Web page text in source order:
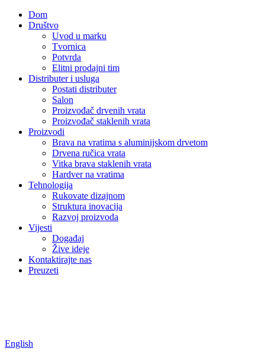
Dom
Društvo
Uvod u marku
Tvornica
Potvrda
Elitni prodajni tim
Distributer i usluga
Postati distributer
Salon
Proizvođač drvenih vrata
Proizvođač staklenih vrata
Proizvodi
Brava na vratima s aluminijskom drvetom
Drvena ručica vrata
Vitka brava staklenih vrata
Hardver na vratima
Tehnologija
Rukovate dizajnom
Struktura inovacija
Razvoj proizvoda
Vijesti
Događaj
Žive ideje
Kontaktirajte nas
Preuzeti
English